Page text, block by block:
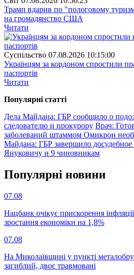
Трамп вдарив по "пологовому
на громадянство США
Читати
Суспiльство 07.08.2026 10:15:00
Українцям за кордоном спростили
паспортів
Читати
Популярнi статтi
Дела Майдана: ГБР сообщило о
следователю и прокурору Врач:
заболеваний штаммом Омикрон
Майдана: ГБР завершило досудебное
Януковичу и 9 чиновникам
Популярнi новини
07.08
Нацбанк очікує прискорення
зростання економіки на 1,8%
07.08
На Миколаївщині у пункті
загиблий, двоє травмовані